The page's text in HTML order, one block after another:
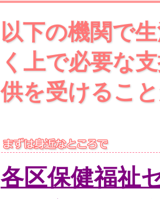
以下の機関で
く上で必要な
供を受けるこ
各区保健福祉